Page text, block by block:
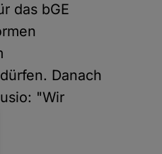
das bGE
Danach
"Wir